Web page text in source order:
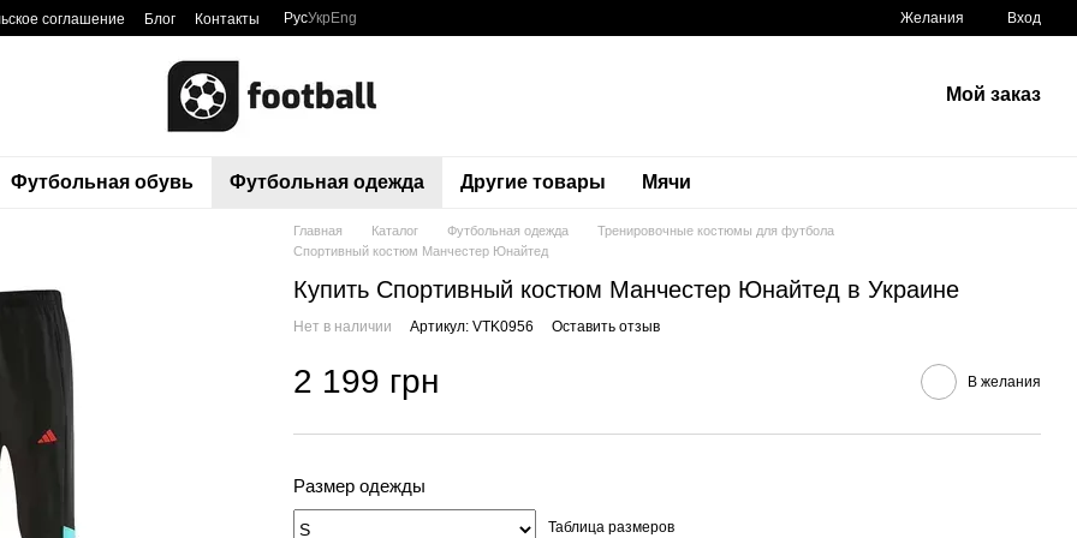
соглашение Блог Контакты РусУкр Eng Желания Вход
Мой заказ
Футбольная обувь Футбольная одежда Другие товары Мячи
Главная Каталог Футбольная одежда
Тренировочные костюмы для футбола
Спортивный костюм Манчестер Юнайтед
Купить Спортивный костюм Манчестер Юнайтед в Украине
Нет в наличии Артикул: VTK0956 Оставить отзыв
2 199 грн В желания
Размер одежды
Таблица размеров